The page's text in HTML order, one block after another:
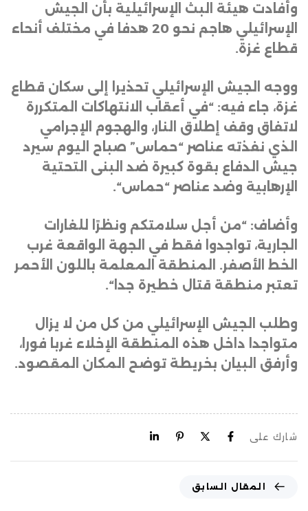
وأفادت هيئة البث الإسرائيلية بأن الجيش
الإسرائيلي هاجم نحو 20 هدفا في مختلف أنحاء
قطاع غزة.
ووجه الجيش الإسرائيلي تحذيرا إلى سكان قطاع
غزة، جاء فيه: “في أعقاب الانتهاكات المتكررة
لاتفاق وقف إطلاق النار، والهجوم الإجرامي
الذي نفذته عناصر “حماس” صباح اليوم سيرد
جيش الدفاع بقوة كبيرة ضد البنى التحتية
الإرهابية وضد عناصر “حماس“.
وأضاف: “من أجل سلامتكم ونظرًا للغارات
الجارية، تواجدوا فقط في الجهة الواقعة غرب
الخط الأصفر. المنطقة المعلمة باللون الأحمر
تعتبر منطقة قتال خطيرة جدا “.
وطلب الجيش الإسرائيلي من كل من لا يزال
متواجدا داخل هذه المنطقة الإخلاء غربا فورا،
وأرفق البيان بخريطة توضح المكان المقصود.
شارك على
المقال السابق